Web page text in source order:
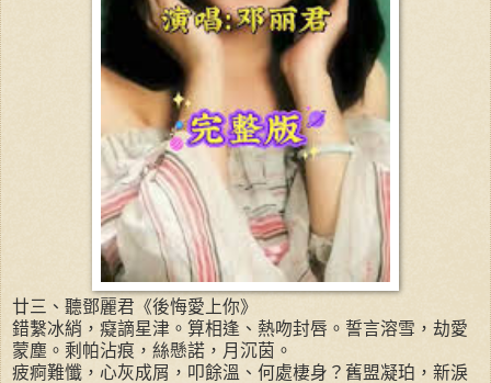
廿三、聽鄧麗君《後悔愛上你》
錯繫冰綃，癡謫星津。算相逢、熱吻封唇。誓言溶雪，劫愛
蒙塵。剩帕沾痕，絲懸諾，月沉茵。
疲痾難懺，心灰成屑，叩餘溫、何處棲身？舊盟凝珀，新淚